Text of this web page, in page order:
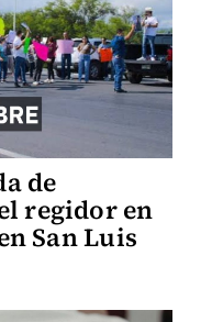
de
regidor en
San Luis